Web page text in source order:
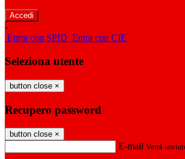
-
Entra con SPID Entra con CIE
Seleziona utente
button close ×
Recupero password
button close ×
E-mail Verrà